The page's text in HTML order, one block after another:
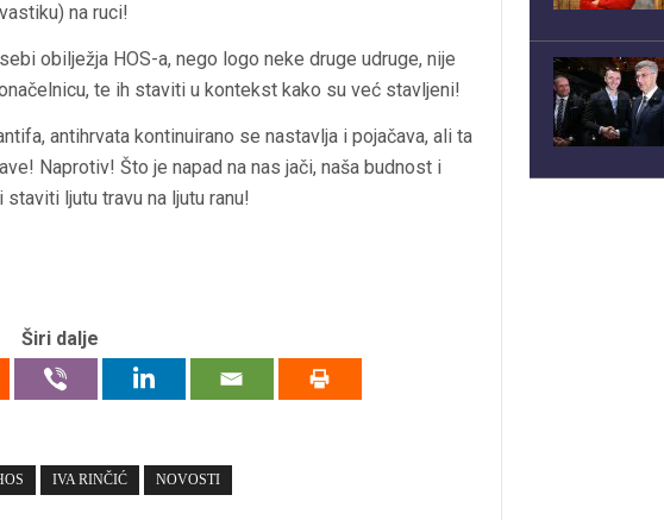
na ruci!
obilježja HOS-a, nego logo neke druge udruge, nije
te ih staviti u kontekst kako su već stavljeni!
antihrvata kontinuirano se nastavlja i pojačava, ali ta
Naprotiv! Što je napad na nas jači, naša budnost i
ljutu travu na ljutu ranu!
Širi dalje
IVA RINČIĆ NOVOSTI